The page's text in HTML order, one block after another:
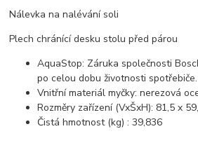
Nálevka na nalévání soli
Plech chránící desku stolu před párou
AquaStop: Záruka společnosti
po celou dobu životnosti
Vnitřní materiál myčky: nerezová
Rozměry zařízení (VxŠxH): 81,5 x
Čistá hmotnost (kg) : 39,836